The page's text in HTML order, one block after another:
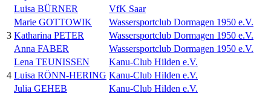
Luisa BÜRNER
VfK Saar
3
Marie GOTTOWIK
Wassersportclub Dormagen 1950 e.V.
Katharina PETER
Wassersportclub Dormagen 1950 e.V.
Anna FABER
Wassersportclub Dormagen 1950 e.V.
4
Lena TEUNISSEN
Kanu-Club Hilden e.V.
Luisa RÖNN-HERING Kanu-Club Hilden e.V.
Julia GEHEB
Kanu-Club Hilden e.V.